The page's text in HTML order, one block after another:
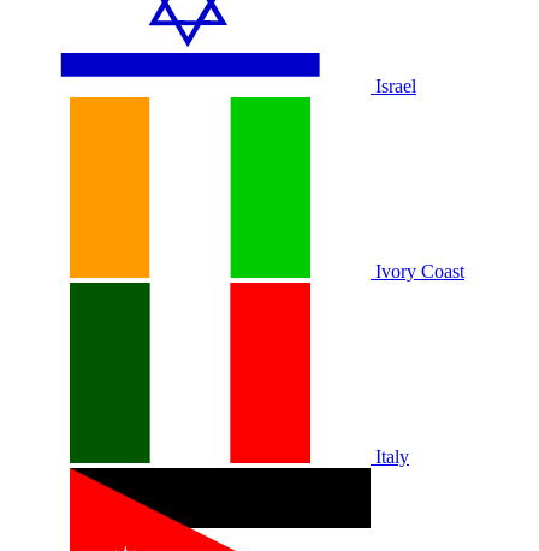
Israel
Ivory Coast
Italy